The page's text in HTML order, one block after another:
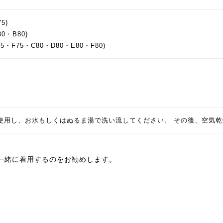
・B80)
・F75・C80・D80・E80・F80)
用し、お水もしくはぬるま湯で洗い流してください。 その後、空気乾
緒に着用するのをお勧めします。